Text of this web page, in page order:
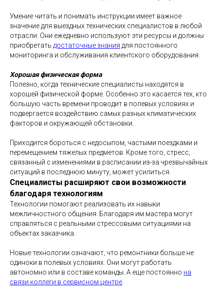
Умение читать и понимать инструкции имеет важное
значение для выездных технических специалистов в любой
отрасли. Они ежедневно используют эти ресурсы и должны
приобретать достаточные знания для постоянного
мониторинга и обслуживания клиентского оборудования.
Хорошая физическая форма
Полезно, когда технические специалисты находятся в
хорошей физической форме. Особенно это касается тех, кто
большую часть времени проводит в полевых условиях и
подвергается воздействию самых разных климатических
факторов и окружающей обстановки.
Приходится бороться с недосыпом, частыми поездками и
перемещением тяжелых предметов. Кроме того, стресс,
связанный с изменениями в расписании из-за чрезвычайных
ситуаций в последнюю минуту, может усилиться.
Специалисты расширяют свои возможности
благодаря технологиям
Технологии помогают реализовать их навыки
межличностного общения. Благодаря им мастера могут
справляться с реальными стрессовыми ситуациями на
объектах заказчика.
Новые технологии означают, что ремонтники больше не
одиноки в полевых условиях. Они могут работать
автономно или в составе команды. А еще постоянно на
связи коллеги в сервисном центре